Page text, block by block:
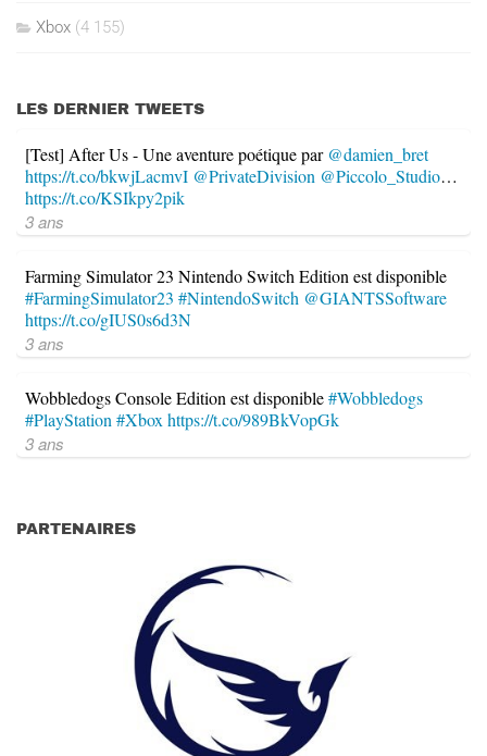
Xbox (4 155)
LES DERNIER TWEETS
[Test] After Us - Une aventure poétique par @damien_bret
https://t.co/bkwjLacmvI @PrivateDivision @Piccolo_Studio…
https://t.co/KSIkpy2pik
3 ans
Farming Simulator 23 Nintendo Switch Edition est disponible
#FarmingSimulator23 #NintendoSwitch @GIANTSSoftware
https://t.co/gIUS0s6d3N
3 ans
Wobbledogs Console Edition est disponible#Wobbledogs
#PlayStation #Xbox https://t.co/989BkVopGk
3 ans
PARTENAIRES